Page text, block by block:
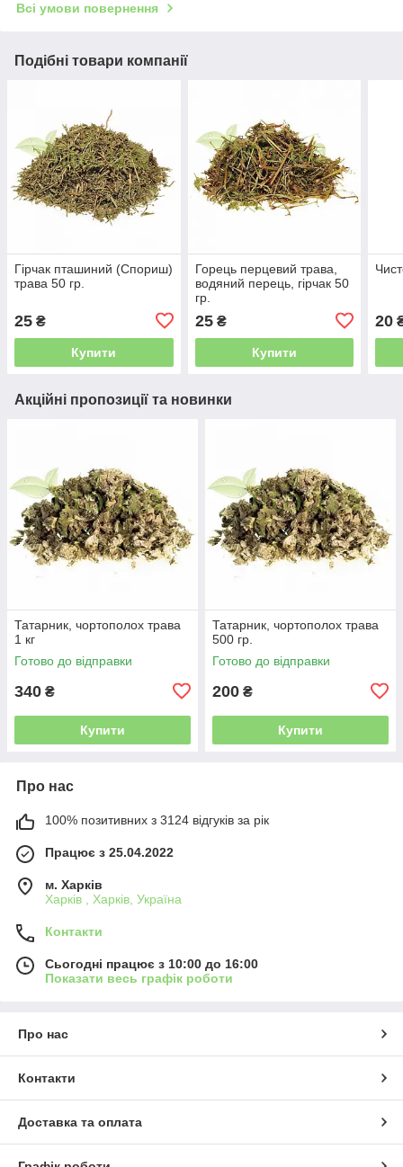
Всі умови повернення
Подібні товари компанії
Гірчак пташиний (Спориш)
трава 50 гр.
25 ₴
Купити
Горець перцевий трава,
водяний перець, гірчак 50
гр.
25₴
Купити
20
Акційні пропозиції та новинки
Татарник, чортополох трава
1 кг
Готово до відправки
340 ₴
Купити
Татарник, чортополох трава
500 гр.
Готово до відправки
200 ₴
Купити
Про нас
100% позитивних з 3124 відгуків за рік
Працює з 25.04.2022
м. Харків
Харків , Харків, Україна
Контакти
Сьогодні працює з 10:00 до 16:00
Показати весь графік роботи
Про нас
Контакти
Доставка та оплата